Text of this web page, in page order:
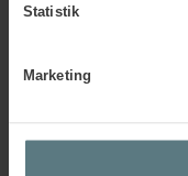
Statistik
Marketing
At